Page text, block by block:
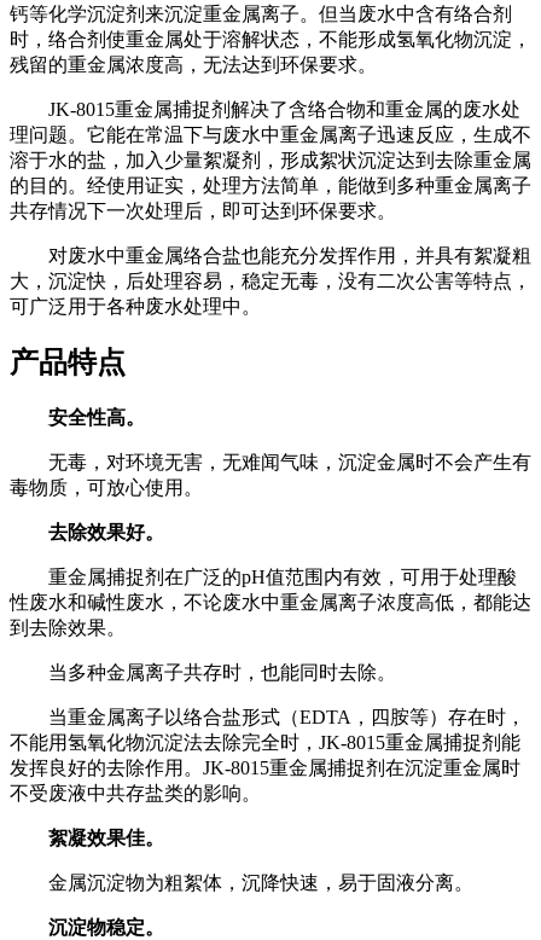
钙等化学沉淀剂来沉淀重金属离子。但当废水中含有络合剂
时，络合剂使重金属处于溶解状态，不能形成氢氧化物沉淀，
残留的重金属浓度高，无法达到环保要求。
JK-8015重金属捕捉剂解决了含络合物和重金属的废水处
理问题。它能在常温下与废水中重金属离子迅速反应，生成不
溶于水的盐，加入少量絮凝剂，形成絮状沉淀达到去除重金属
的目的。经使用证实，处理方法简单，能做到多种重金属离子
共存情况下一次处理后，即可达到环保要求。
对废水中重金属络合盐也能充分发挥作用，并具有絮凝粗
大，沉淀快，后处理容易，稳定无毒，没有二次公害等特点，
可广泛用于各种废水处理中。
产品特点
安全性高。
无毒，对环境无害，无难闻气味，沉淀金属时不会产生有
毒物质，可放心使用。
去除效果好。
重金属捕捉剂在广泛的pH值范围内有效，可用于处理酸
性废水和碱性废水，不论废水中重金属离子浓度高低，都能达
到去除效果。
当多种金属离子共存时，也能同时去除。
当重金属离子以络合盐形式（EDTA ，四胺等）存在时，
不能用氢氧化物沉淀法去除完全时， JK-8015重金属捕捉剂能
发挥良好的去除作用。 JK-8015重金属捕捉剂在沉淀重金属时
不受废液中共存盐类的影响。
絮凝效果佳。
金属沉淀物为粗絮体，沉降快速，易于固液分离。
沉淀物稳定。